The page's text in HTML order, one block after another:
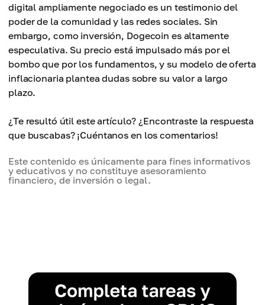
digital ampliamente negociado es un testimonio del
poder de la comunidad y las redes sociales. Sin
embargo, como inversión, Dogecoin es altamente
especulativa. Su precio está impulsado más por el
bombo que por los fundamentos, y su modelo de oferta
inflacionaria plantea dudas sobre su valor a largo
plazo.
¿Te resultó útil este artículo? ¿Encontraste la respuesta
que buscabas? ¡Cuéntanos en los comentarios!
Este contenido es únicamente para fines informativos
y educativos y no constituye asesoramiento
financiero, de inversión o legal.